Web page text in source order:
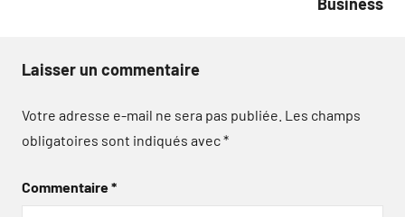
Laisser un commentaire
Votre adresse e-mail ne sera pas publiée. Les champs
obligatoires sont indiqués avec*
Commentaire*